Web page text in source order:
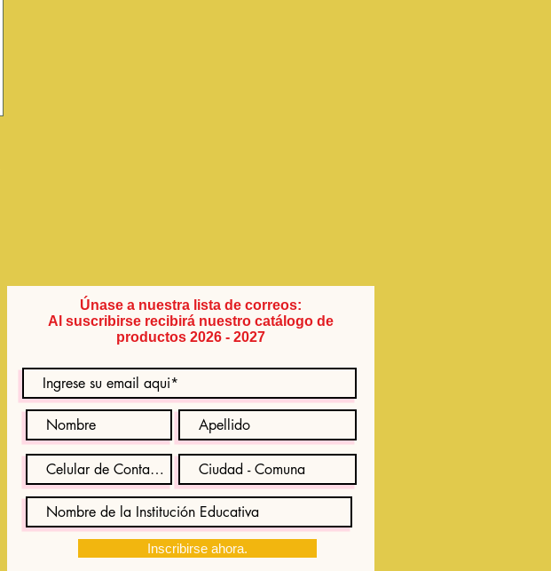
Únase a nuestra lista de correos:
Al suscribirse recibirá nuestro catálogo de
productos 2026 - 2027
Inscribirse ahora.